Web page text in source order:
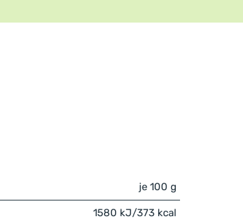
je 100 g
1580 kJ/373 kcal